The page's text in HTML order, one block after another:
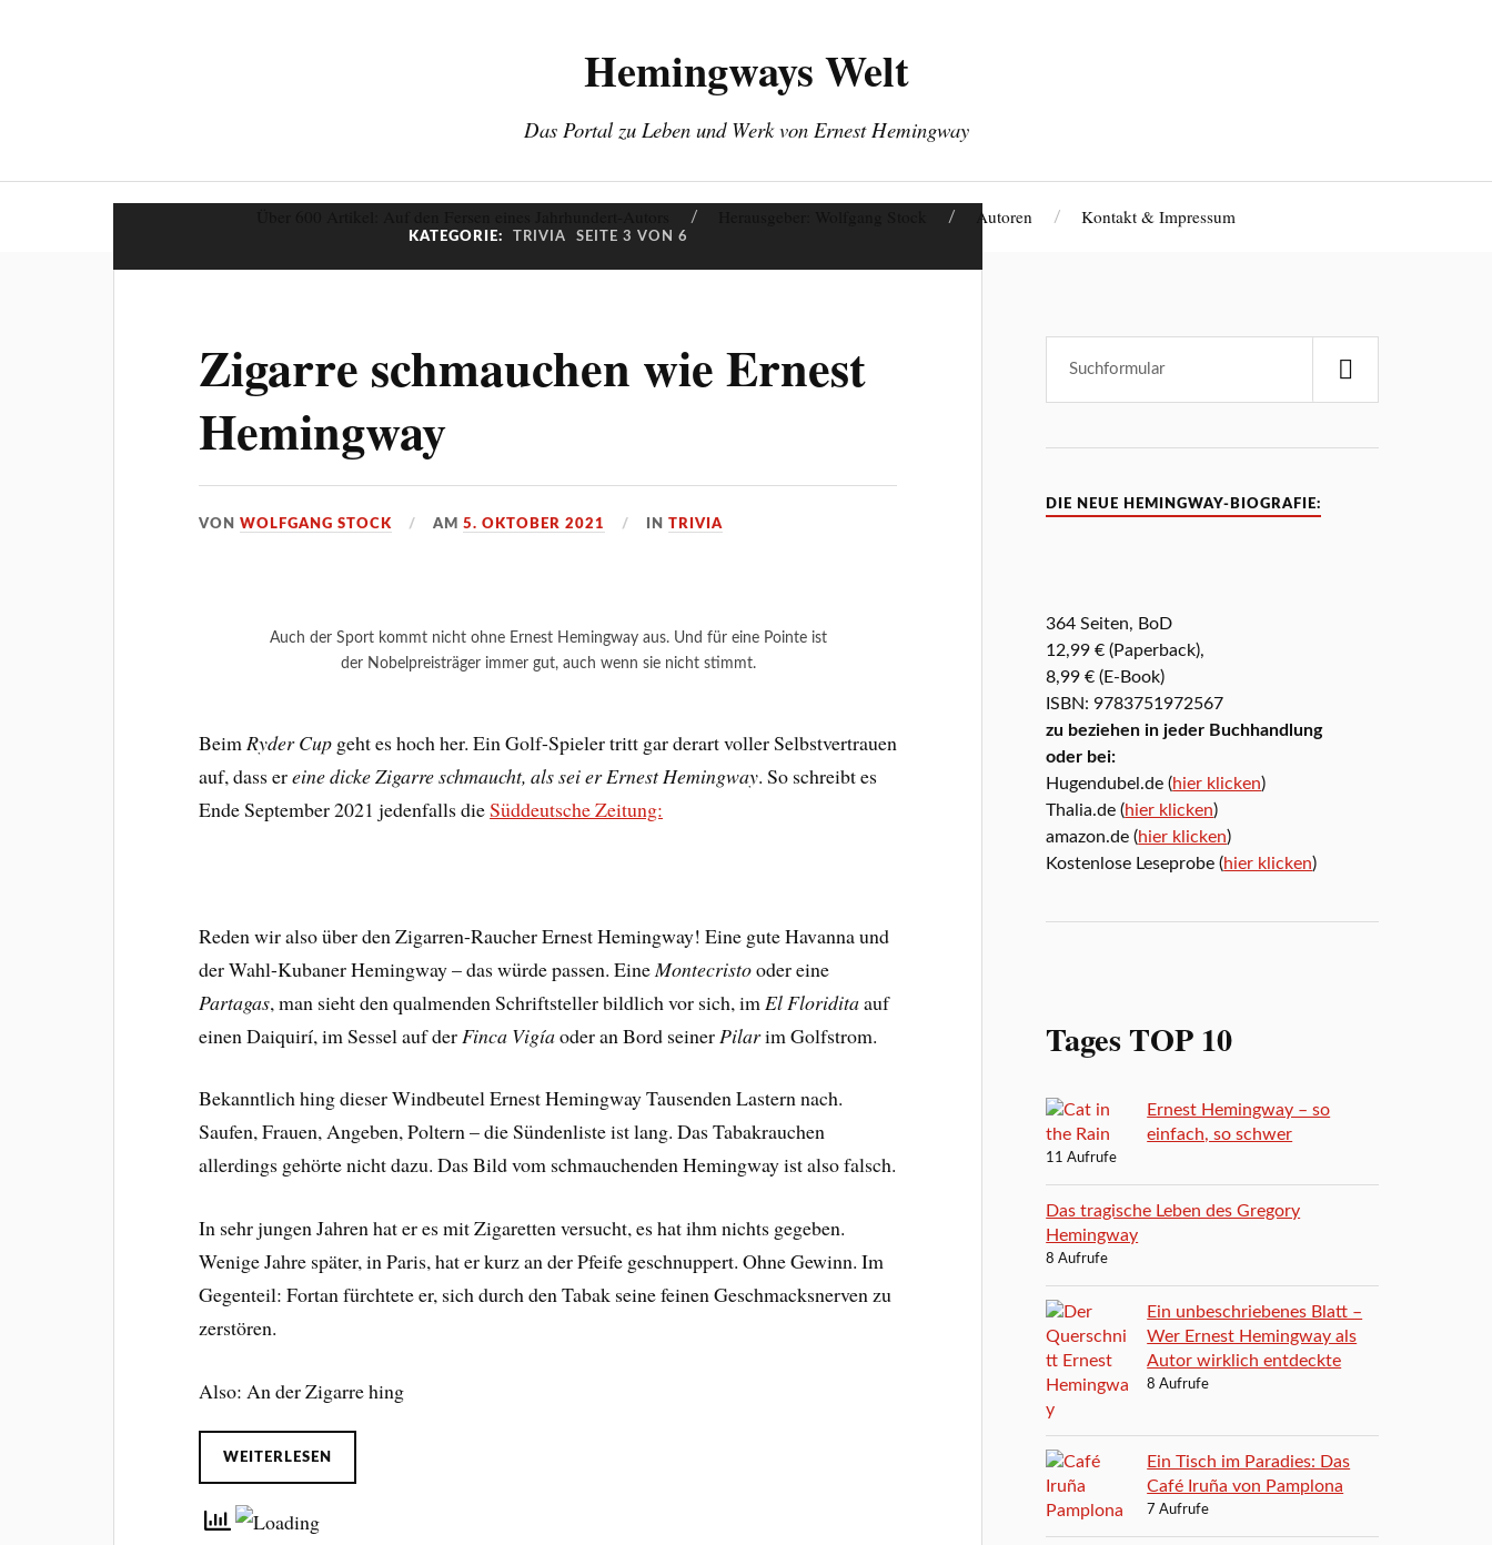
Hemingways Welt
Das Portal zu Leben und Werk von Ernest Hemingway
Autoren Kontakt & Impressum
KATEGORIE: TRIVIA SEITE 3 VON 6
Zigarre schmauchen wie Ernest
Hemingway
VONWOLFGANG STOCK AM5. OKTOBER 2021 INTRIVIA
Auch der Sport kommt nicht ohne Ernest Hemingway aus. Und für eine Pointe ist
der Nobelpreisträger immer gut, auch wenn sie nicht stimmt.
Beim Ryder Cup geht es hoch her. Ein Golf-Spieler tritt gar derart voller Selbstvertrauen
auf, dass ereine dicke Zigarre schmaucht, als sei er Ernest Hemingway. So schreibt es
Ende September 2021 jedenfalls dieSüddeutsche Zeitung:
Reden wir also über den Zigarren-Raucher Ernest Hemingway! Eine gute Havanna und
der Wahl-Kubaner Hemingway – das würde passen. Eine Montecristooder eine
Partagas, man sieht den qualmenden Schriftsteller bildlich vor sich, im El Floriditaauf
einen Daiquirí, im Sessel auf der Finca Vigíaoder an Bord seiner Pilarim Golfstrom.
Bekanntlich hing dieser Windbeutel Ernest Hemingway Tausenden Lastern nach.
Saufen, Frauen, Angeben, Poltern – die Sündenliste ist lang. Das Tabakrauchen
allerdings gehörte nicht dazu. Das Bild vom schmauchenden Hemingway ist also falsch.
In sehr jungen Jahren hat er es mit Zigaretten versucht, es hat ihm nichts gegeben.
Wenige Jahre später, in Paris, hat er kurz an der Pfeife geschnuppert. Ohne Gewinn. Im
Gegenteil: Fortan fürchtete er, sich durch den Tabak seine feinen Geschmacksnerven zu
zerstören.
Also: An der Zigarre hing
WEITERLESEN
DIE NEUE HEMINGWAY-BIOGRAFIE:
364 Seiten, BoD
12,99 € (Paperback),
8,99 € (E-Book)
ISBN: 9783751972567
zu beziehen in jeder Buchhandlung
oder bei:
Hugendubel.de (hier klicken)
Thalia.de (hier klicken)
amazon.de (hier klicken)
Kostenlose Leseprobe (hier klicken)
Tages TOP 10
Ernest Hemingway – so
einfach, so schwer
11 Aufrufe
Das tragische Leben des Gregory
Hemingway
8 Aufrufe
Ein unbeschriebenes Blatt –
Wer Ernest Hemingway als
Autor wirklich entdeckte
8 Aufrufe
Ein Tisch im Paradies: Das
Café Iruña von Pamplona
7 Aufrufe